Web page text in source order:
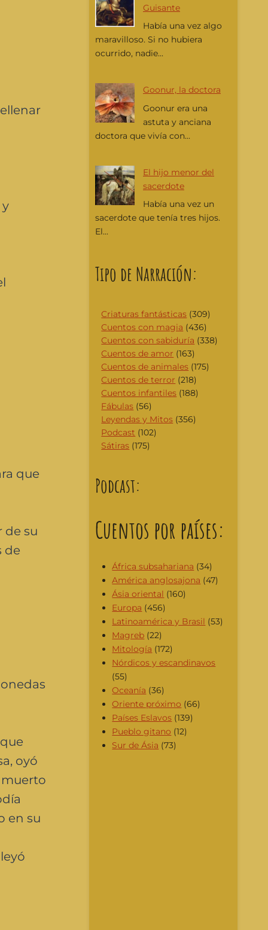
que
de su
de
oyó
muerto
en su
Guisante
Había una vez algo
maravilloso. Si no hubiera
ocurrido, nadie...
Goonur, la doctora
Goonur era una
astuta y anciana
doctora que vivía con...
El hijo menor del
sacerdote
Había una vez un
sacerdote que tenía tres hijos.
El...
Tipo de Narración:
Criaturas fantásticas (309)
Cuentos con magia (436)
Cuentos con sabiduría (338)
Cuentos de amor (163)
Cuentos de animales (175)
Cuentos de terror (218)
Cuentos infantiles (188)
Fábulas (56)
Leyendas y Mitos (356)
Podcast (102)
Sátiras (175)
Podcast:
Cuentos por países:
África subsahariana (34)
América anglosajona (47)
Ásia oriental (160)
Europa (456)
Latinoamérica y Brasil (53)
Magreb (22)
Mitología (172)
Nórdicos y escandinavos
(55)
Oceanía (36)
Oriente próximo (66)
Países Eslavos (139)
Pueblo gitano (12)
Sur de Ásia (73)